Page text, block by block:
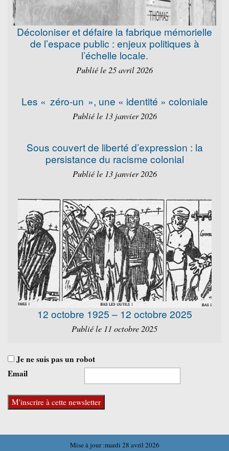
Décoloniser et défaire la fabrique mémorielle
de l’espace public : enjeux politiques à
l’échelle locale.
Publié le 25 avril 2026
Les « zéro-un », une « identité » coloniale
Publié le 13 janvier 2026
Sous couvert de liberté d’expression : la
persistance du racisme colonial
Publié le 13 janvier 2026
12 octobre 1925 – 12 octobre 2025
Publié le 11 octobre 2025
Je ne suis pas un robot
Email
Mise à jour :mardi 28 avril 2026